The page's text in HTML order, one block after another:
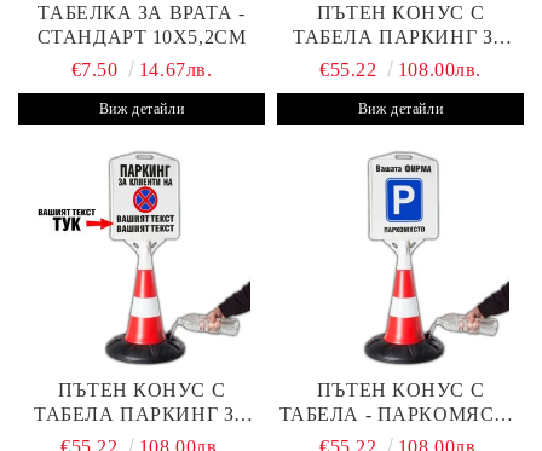
ТАБЕЛКА ЗА ВРАТА -
СТАНДАРТ 10Х5,2СМ
€7.50
14.67лв.
Виж детайли
ПЪТЕН КОНУС С
ТАБЕЛА ПАРКИНГ ЗА
КЛИЕНТИ
€55.22 108.00лв.
Виж детайли
ПЪТЕН КОНУС С
ТАБЕЛА ПАРКИНГ ЗА
КЛИЕНТИ С ВАШ ТЕКСТ
€55.22 108.00лв.
ПЪТЕН КОНУС С
ТАБЕЛА - ПАРКОМЯСТО
(С ВАШАТА ФИРМА)
€55.22 108.00лв.